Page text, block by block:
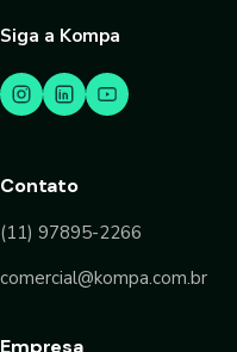
Siga a Kompa
Contato
(11) 97895-2266
comercial@kompa.com.br
Empresa